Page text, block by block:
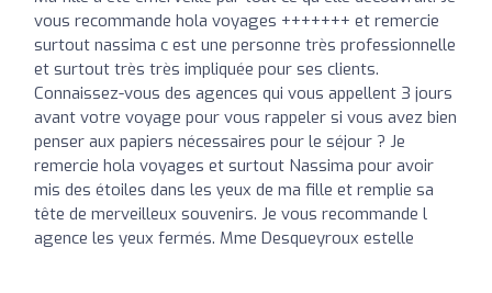
vous recommande hola voyages +++++++ et remercie
surtout nassima c est une personne très professionnelle
et surtout très très impliquée pour ses clients.
Connaissez-vous des agences qui vous appellent 3 jours
avant votre voyage pour vous rappeler si vous avez bien
penser aux papiers nécessaires pour le séjour ? Je
remercie hola voyages et surtout Nassima pour avoir
mis des étoiles dans les yeux de ma fille et remplie sa
tête de merveilleux souvenirs. Je vous recommande l
agence les yeux fermés. Mme Desqueyroux estelle